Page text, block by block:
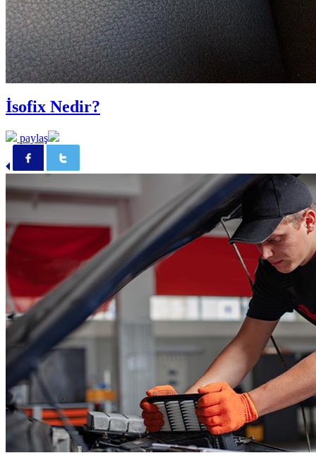
İsofix Nedir?
paylaş